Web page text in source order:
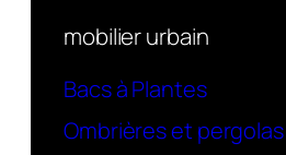
mobilier urbain
Bacs à Plantes
Ombrières et pergolas